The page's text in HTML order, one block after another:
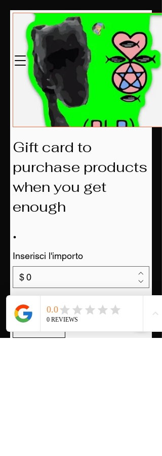
Est.2014
Mcklovin LLC
Gift card to
purchase products
when you get
enough
Inserisci l'importo
$
Quantità